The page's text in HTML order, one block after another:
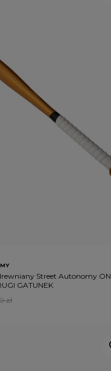
Street Autonomy
GATUNEK
zł